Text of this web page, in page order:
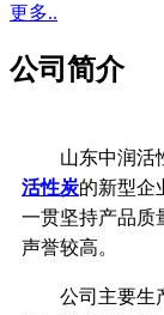
更多..
公司简介
山东中润活性
活性炭的新型企
一贯坚持产品质
声誉较高。
公司主要生